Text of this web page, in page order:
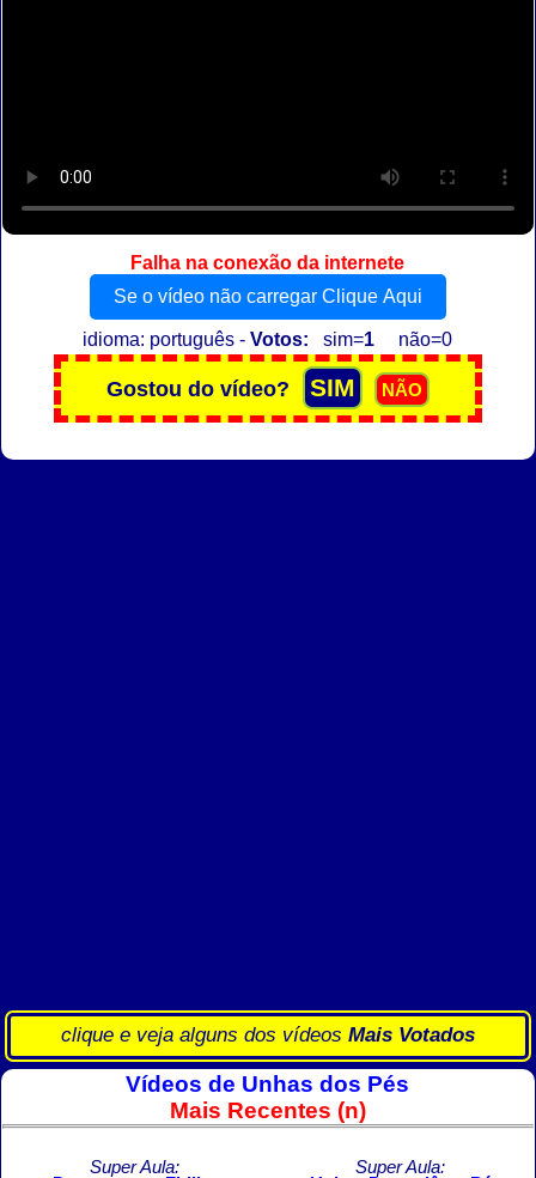
Falha na conexão da internete
Se o vídeo não carregar Clique Aqui
idioma: português -Votos: sim=1 não=0
clique e veja alguns dos vídeos Mais Votados
Vídeos de Unhas dos Pés
Mais Recentes (n)
Super Aula:
Super Aula: